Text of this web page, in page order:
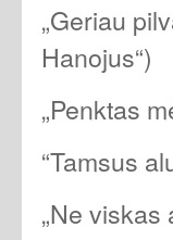
„Geriau
Hanojus“)
„Penktas
‎“Tamsus
„Ne